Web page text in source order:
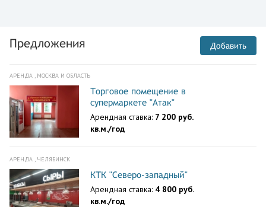
Предложения Добавить
АРЕНДА , МОСКВА И ОБЛАСТЬ
Торговое помещение в
супермаркете "Атак"
Арендная ставка: 7 200 руб.
кв.м./год
АРЕНДА , ЧЕЛЯБИНСК
КТК "Северо-западный"
Арендная ставка: 4 800 руб.
кв.м./год